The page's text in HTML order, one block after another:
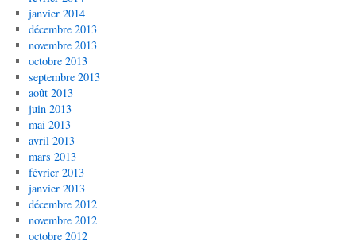
janvier 2014
décembre 2013
novembre 2013
octobre 2013
septembre 2013
août 2013
juin 2013
mai 2013
avril 2013
mars 2013
février 2013
janvier 2013
décembre 2012
novembre 2012
octobre 2012